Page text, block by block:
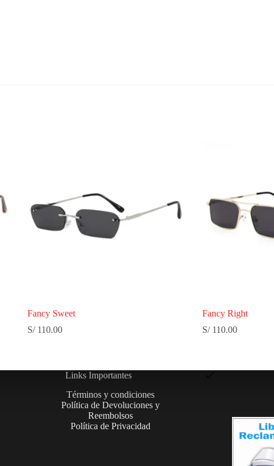
Fancy Sweet
S/110.00
Fancy Right
S/110.00
Links Importantes
Términos y condiciones
Política de Devoluciones y
Reembolsos
Política de Privacidad